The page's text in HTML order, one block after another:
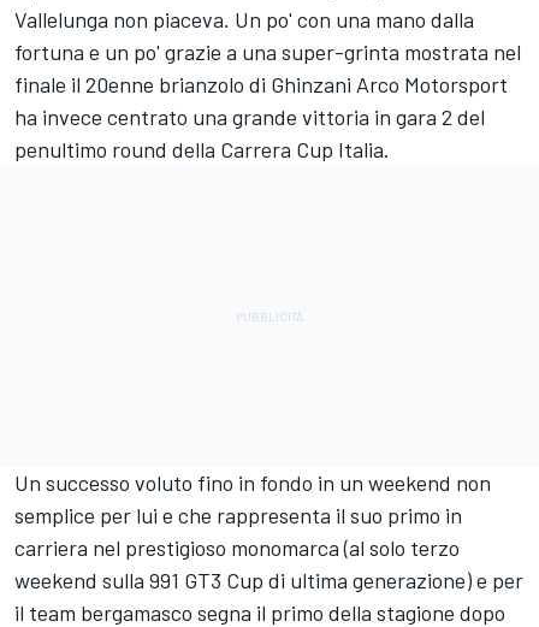
Vallelunga non piaceva. Un po' con una mano dalla
fortuna e un po' grazie a una super-grinta mostrata nel
finale il 20enne brianzolo di Ghinzani Arco Motorsport
ha invece centrato una grande vittoria in gara 2 del
penultimo round della Carrera Cup Italia.
Un successo voluto fino in fondo in un weekend non
semplice per lui e che rappresenta il suo primo in
carriera nel prestigioso monomarca (al solo terzo
weekend sulla 991 GT3 Cup di ultima generazione) e per
il team bergamasco segna il primo della stagione dopo